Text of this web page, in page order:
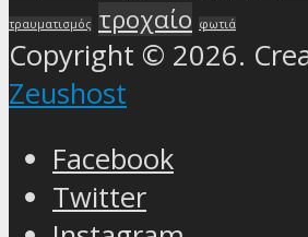
τραυματισμός τροχαίο φωτιά
Copyright © 2026.
Zeushost
Facebook
Twitter